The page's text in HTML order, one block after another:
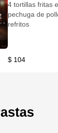
4 tortillas fritas
pechuga de
refritos
$ 104